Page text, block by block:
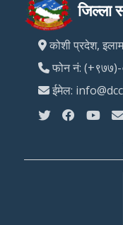
जिल्ला
कोशी प्रदेश,
फोन नं:
ईमेल: